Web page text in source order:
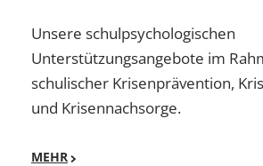
Unsere schulpsychologischen
Unterstützungsangebote im
schulischer Krisenprävention,
und Krisennachsorge.
MEHR